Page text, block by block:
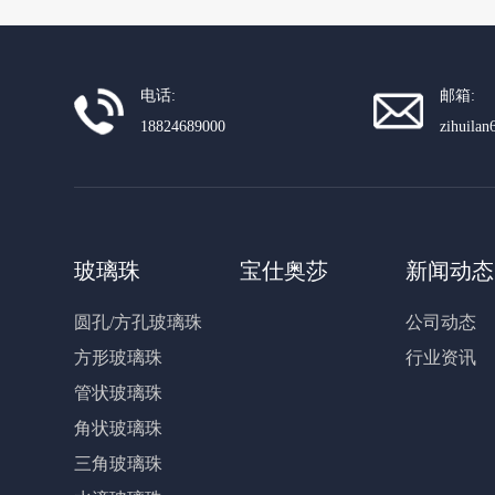
电话:
18824689000
邮箱:
玻璃珠
圆孔/方孔玻璃珠
方形玻璃珠
管状玻璃珠
角状玻璃珠
三角玻璃珠
宝仕奥莎 新闻动态
公司动态
行业资讯